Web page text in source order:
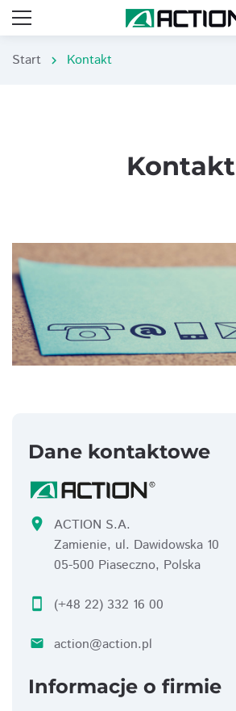
Start chevron_right Kontakt
Kontakt
Dane kontaktowe
location_on
ACTION S.A.
Zamienie, ul. Dawidowska 10
05-500 Piaseczno, Polska
smartphone (+48 22) 332 16 00
email action@action.pl
Informacje o firmie